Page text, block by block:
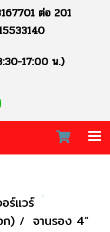
ต่อ 201
17:00 น.)
ร์แวร์
ก)
จานรอง 4"